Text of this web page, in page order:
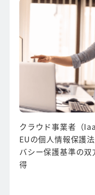
クラウド事業者（
EUの個人情報保護
バシー保護基準の
得